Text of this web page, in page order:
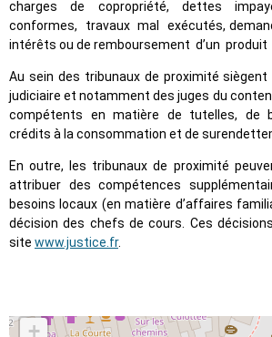
charges de copropriété, dettes
conformes, travaux mal exécutés,
intérêts ou de remboursement d’un produit
Au sein des tribunaux de proximité siègent
judiciaire et notamment des juges du
compétents en matière de tutelles, de
crédits à la consommation et de
En outre, les tribunaux de proximité
attribuer des compétences
besoins locaux (en matière d’affaires
décision des chefs de cours. Ces
site www.justice.fr.
+